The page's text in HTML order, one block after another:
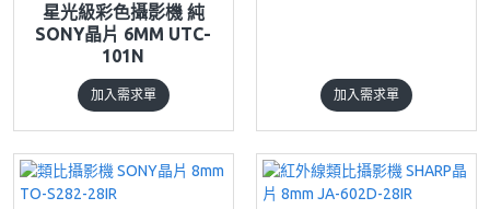
星光級彩色攝影機 純
SONY晶片 6MM UTC-
101N
加入需求單 加入需求單